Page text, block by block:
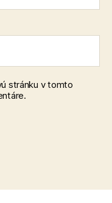
stránku v tomto